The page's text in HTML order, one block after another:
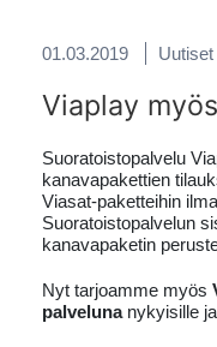
01.03.2019 Uutiset
Viaplay
Suoratoistopalvelu
kanavapakettien
Viasat-paketteihin
Suoratoistopalvelun
kanavapaketin
Nyt tarjoamme myös
palvelunanykyisille